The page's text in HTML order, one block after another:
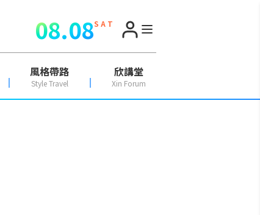
08.08S A T
風格帶路
Style Travel
欣講堂
Xin Forum